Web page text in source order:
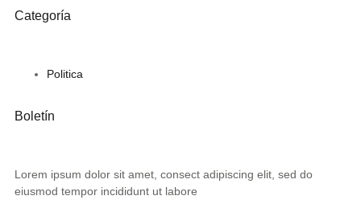
Categoría
Politica
Boletín
Lorem ipsum dolor sit amet, consect adipiscing elit, sed do
eiusmod tempor incididunt ut labore